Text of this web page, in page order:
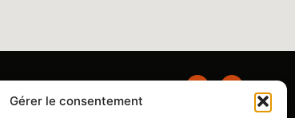
Gérer le consentement